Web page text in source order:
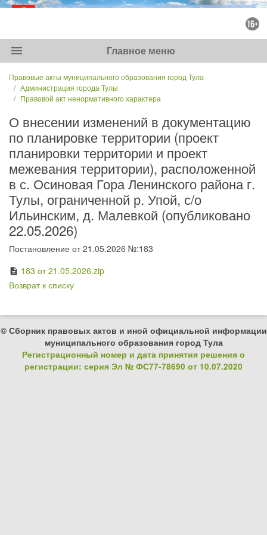
menu Главное меню
Правовые акты муниципального образования город Тула
Администрация города Тулы
Правовой акт ненормативного характера
О внесении изменений в документацию
по планировке территории (проект
планировки территории и проект
межевания территории), расположенной
в с. Осиновая Гора Ленинского района г.
Тулы, ограниченной р. Упой, с/о
Ильинским, д. Малевкой (опубликовано
22.05.2026)
Постановление от 21.05.2026 №:183
description 183 от 21.05.2026.zip
Возврат к списку
© Сборник правовых актов и иной официальной информации
муниципального образования город Тула
Регистрационный номер и дата принятия решения о
регистрации: серия Эл № ФС77-78690 от 10.07.2020